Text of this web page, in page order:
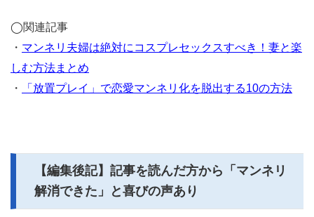
◯関連記事
・ マンネリ夫婦は絶対にコスプレセックスすべき！妻と楽
しむ方法まとめ
・
「放置プレイ」で恋愛マンネリ化を脱出する10の方法
【編集後記】記事を読んだ方から「マンネリ
解消できた」と喜びの声あり